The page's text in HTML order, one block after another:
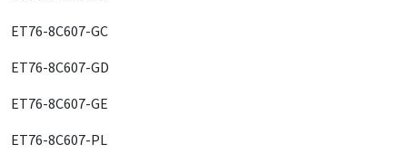
ET76-8C607-GC
ET76-8C607-GD
ET76-8C607-GE
ET76-8C607-PL